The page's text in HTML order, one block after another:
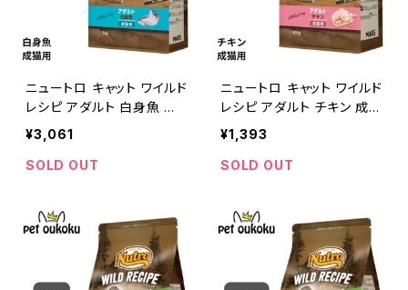
ニュートロ キャット ワイルド
レシピ アダルト 白身魚 成
猫用 1kg 49023978456
76
¥3,061
SOLD OUT
ニュートロ キャット ワイルド
レシピ アダルト チキン 成猫
用 400g 490239784571
¥1,393
SOLD OUT